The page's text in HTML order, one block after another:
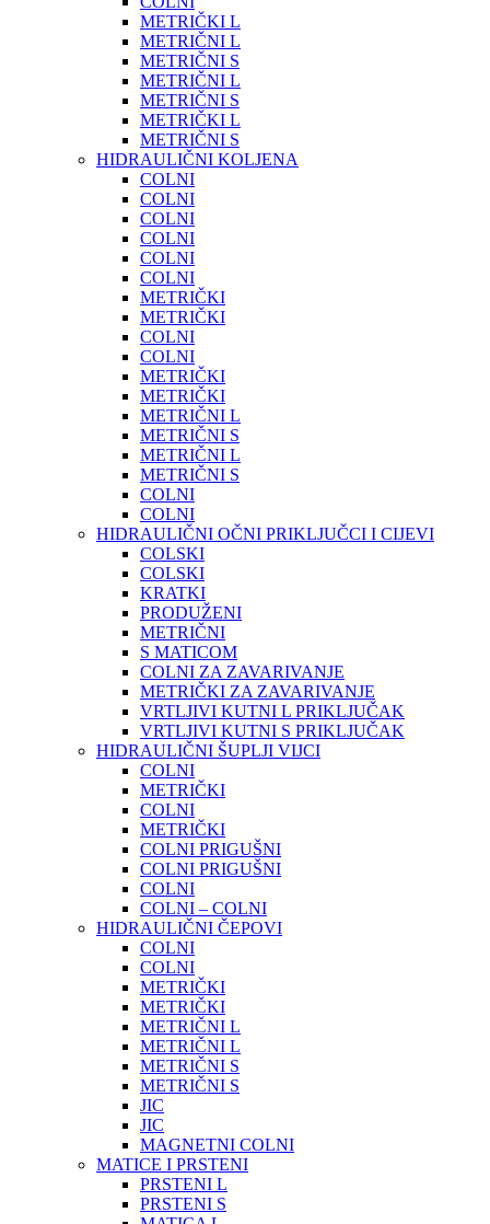
METRIČKI L
METRIČNI L
METRIČNI S
METRIČNI L
METRIČNI S
METRIČKI L
METRIČNI S
HIDRAULIČNI KOLJENA
COLNI
COLNI
COLNI
COLNI
COLNI
COLNI
METRIČKI
METRIČKI
COLNI
COLNI
METRIČKI
METRIČKI
METRIČNI L
METRIČNI S
METRIČNI L
METRIČNI S
COLNI
COLNI
HIDRAULIČNI OČNI PRIKLJUČCI I CIJEVI
COLSKI
COLSKI
KRATKI
PRODUŽENI
METRIČNI
S MATICOM
COLNI ZA ZAVARIVANJE
METRIČKI ZA ZAVARIVANJE
VRTLJIVI KUTNI L PRIKLJUČAK
VRTLJIVI KUTNI S PRIKLJUČAK
HIDRAULIČNI ŠUPLJI VIJCI
COLNI
METRIČKI
COLNI
METRIČKI
COLNI PRIGUŠNI
COLNI PRIGUŠNI
COLNI
COLNI – COLNI
HIDRAULIČNI ČEPOVI
COLNI
COLNI
METRIČKI
METRIČKI
METRIČNI L
METRIČNI L
METRIČNI S
METRIČNI S
JIC
JIC
MAGNETNI COLNI
MATICE I PRSTENI
PRSTENI L
PRSTENI S